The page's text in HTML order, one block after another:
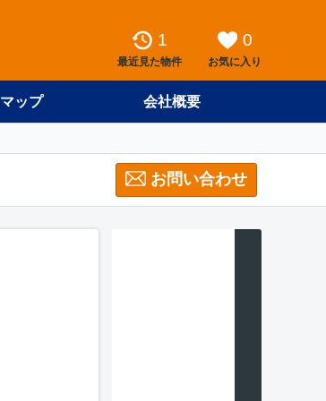
1
最近見た物件
0
お気に入り
ップ 会社概要
お問い合わせ